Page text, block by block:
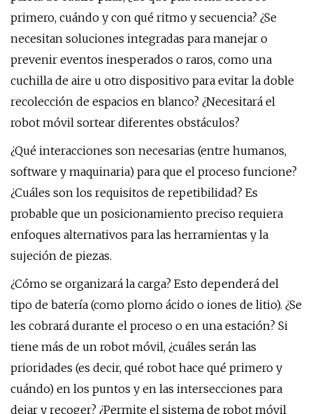
primero, cuándo y con qué ritmo y secuencia? ¿Se
necesitan soluciones integradas para manejar o
prevenir eventos inesperados o raros, como una
cuchilla de aire u otro dispositivo para evitar la doble
recolección de espacios en blanco? ¿Necesitará el
robot móvil sortear diferentes obstáculos?
¿Qué interacciones son necesarias (entre humanos,
software y maquinaria) para que el proceso funcione?
¿Cuáles son los requisitos de repetibilidad? Es
probable que un posicionamiento preciso requiera
enfoques alternativos para las herramientas y la
sujeción de piezas.
¿Cómo se organizará la carga? Esto dependerá del
tipo de batería (como plomo ácido o iones de litio). ¿Se
les cobrará durante el proceso o en una estación? Si
tiene más de un robot móvil, ¿cuáles serán las
prioridades (es decir, qué robot hace qué primero y
cuándo) en los puntos y en las intersecciones para
dejar y recoger? ¿Permite el sistema de robot móvil